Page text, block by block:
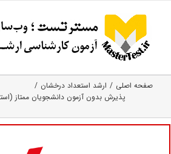
content
صفحه اصلی
ارشد استعداد درخشان
پذیرش بدون آزمون دانشجویان ممتاز